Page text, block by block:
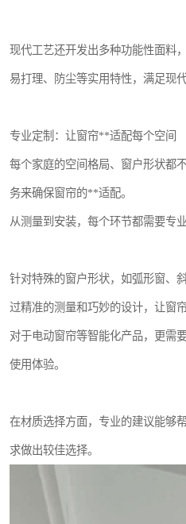
现代工艺还开发出多种功能性面料
易打理、防尘等实用特性，满足现
专业定制：让窗帘**适配每个空间
每个家庭的空间格局、窗户形状都
务来确保窗帘的**适配。
从测量到安装，每个环节都需要专
针对特殊的窗户形状，如弧形窗、
过精准的测量和巧妙的设计，让窗
对于电动窗帘等智能化产品，更需
使用体验。
在材质选择方面，专业的建议能够
求做出较佳选择。